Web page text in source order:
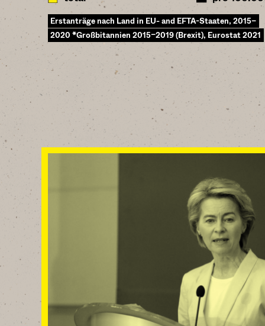
Erstanträge nach Land in EU- and EFTA-Staaten, 2015–
2020 *Großbitannien 2015–2019 (Brexit), Eurostat 2021